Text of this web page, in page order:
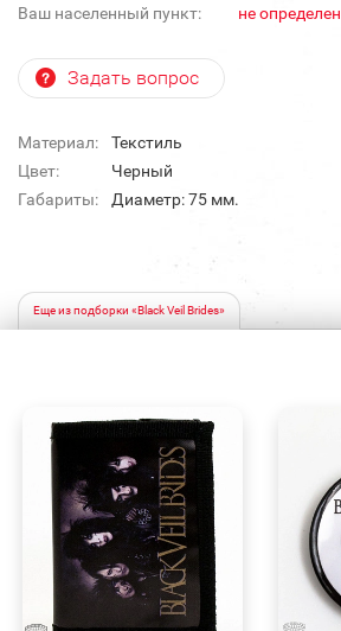
Ваш населенный пункт: не определен
Задать вопрос
Материал:
Текстиль
Цвет:
Черный
Габариты:
Диаметр: 75 мм.
Еще из подборки «Black Veil Brides»